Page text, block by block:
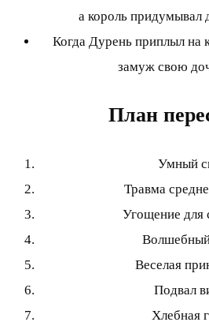
а король придумывал
Когда Дурень приплыл на
замуж свою
План
Умный
Травма
Угощение для
Волшебный
Веселая
Подвал
Хлебная